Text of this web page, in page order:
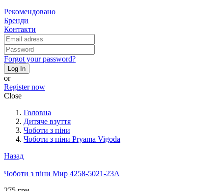
Рекомендовано
Бренди
Контакти
Forgot your password?
Log In
or
Register now
Close
Головна
Дитяче взуття
Чоботи з піни
Чоботи з піни Pryama Vigoda
Назад
Чоботи з піни Мир 4258-5021-23A